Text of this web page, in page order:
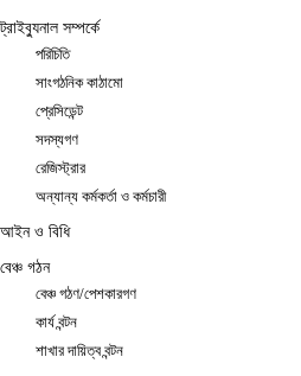
ট্রাইব্যুনাল সম্পর্কে
পরিচিতি
সাংগঠনিক কাঠামো
প্রেসিডেন্ট
সদস্যগণ
রেজিস্ট্রার
অন্যান্য কর্মকর্তা ও কর্মচারী
আইন ও বিধি
বেঞ্চ গঠন
বেঞ্চ গঠণ/পেশকারগণ
কার্য বন্টন
শাখার দায়িত্ব বন্টন